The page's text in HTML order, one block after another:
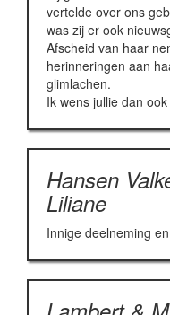
vertelde over ons
was zij er ook
Afscheid van haar
herinneringen aan
glimlachen.
Ik wens jullie dan
Hansen
Liliane
Innige deelneming